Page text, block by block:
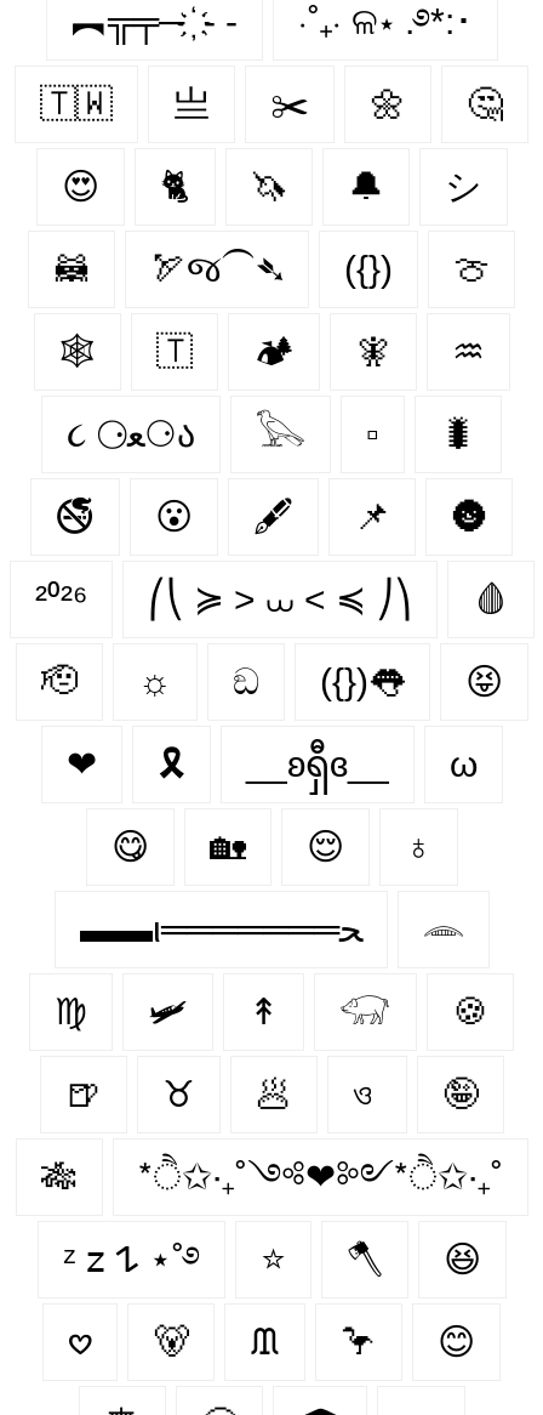
︻╦╤─ ҉ - - ⋅˚₊‧ ଳ⋆ .࿔*:･
🇹🇼 亗 ✂️ 🌼 🤔
😍 🐈‍ 🦄 🔔 シ
🦝 🏹જ⁀➴ ({}) 🍈
🕸 🇹‌ 🏕️ 🧚‍ ♒
૮ ⚆ﻌ⚆ა 𓅂 ▫️ 🐛
🚭 😮 🖋 📌 🌚
²⁰²⁶ ⎛⎝ ≽ > ⩊ < ≼ ⎠⎞ 🩸
🫡 ☼ ඞ ({})👅 😝
❤ 🎗️ __ʚရှီɞ__ ω
😋 🏡 😌 ♁
▬▬ι═══════ﺤ 𓂎
♍ 🛩 ↟ 𓃟 🍪
🍺 ♉ 🥟 ও 🤪
🎋 *ੈ✩‧₊˚༺❤︎༻*ੈ✩‧₊˚
ᶻ 𝗓 𐰁 ⋆˚࿔ ⭐ 🪓 😆
𖹭 🐻‍ ᙢ 🦩 😊